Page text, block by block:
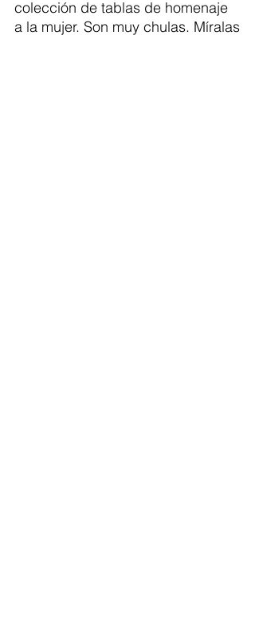
colección de tablas de homenaje
a la mujer. Son muy chulas. Míralas